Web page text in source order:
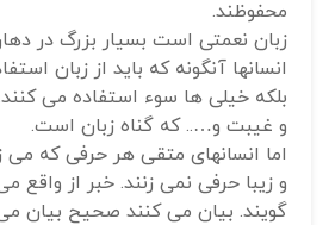
محفوظند.
زبان نعمتی است بسیار بزرگ در
انسانها آنگونه که باید از زبان
بلکه خیلی ها سوء استفاده می
و غیبت و….. که گناه زبان است.
اما انسانهای متقی هر حرفی که
و زیبا حرفی نمی زنند. خبر از
گویند. بیان می کنند صحیح بیان